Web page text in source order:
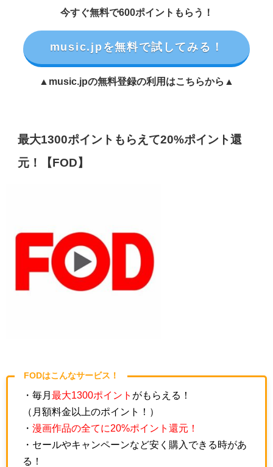
今すぐ無料で600ポイントもらう！
music.jpを無料で試してみる！
▲music.jpの無料登録の利用はこちらから▲
最大1300ポイントもらえて20%ポイント還
元！【FOD】
FODはこんなサービス！
・毎月 最大1300ポイント がもらえる！
（月額料金以上のポイント！）
・ 漫画作品の全てに20%ポイント還元！
・セールやキャンペーンなど安く購入できる時があ
る！